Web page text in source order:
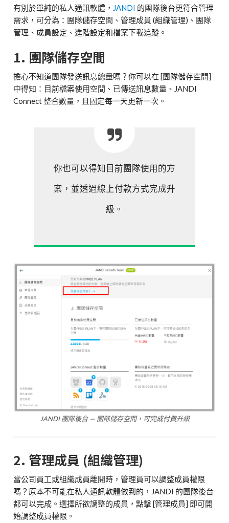
有別於單純的私人通訊軟體， JANDI 的團隊後台更符合管理
需求，可分為：團隊儲存空間、管理成員 (組織管理)、團隊
管理、成員設定、進階設定和檔案下載追蹤。
1. 團隊儲存空間
擔心不知道團隊發送訊息總量嗎？你可以在 [團隊儲存空間]
中得知：目前檔案使用空間、已傳送訊息數量、JANDI
Connect 整合數量，且固定每一天更新一次。
你也可以得知目前團隊使用的方
案，並透過線上付款方式完成升
級。
JANDI 團隊後台 — 團隊儲存空間，可完成付費升級
2. 管理成員 (組織管理)
當公司員工或組織成員離開時，管理員可以調整成員權限
嗎？原本不可能在私人通訊軟體做到的，JANDI 的團隊後台
都可以完成。選擇所欲調整的成員，點擊 [管理成員] 即可開
始調整成員權限。